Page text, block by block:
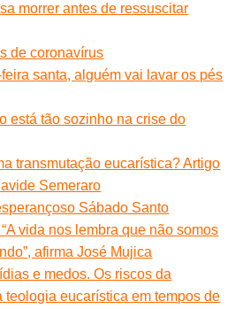
morrer antes de ressuscitar
de coronavírus
santa, alguém vai lavar os pés
está tão sozinho na crise do
transmutação eucarística? Artigo
Semeraro
Sábado Santo
vida nos lembra que não somos
afirma José Mujica
e medos. Os riscos da
teologia eucarística em tempos de